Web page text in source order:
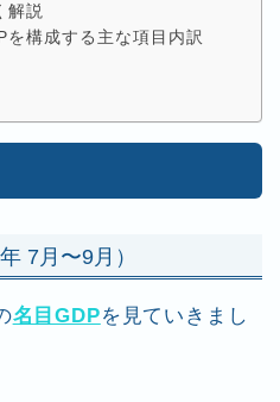
解説
構成する主な項目内訳
7月〜9月）
名目GDPを見ていきまし